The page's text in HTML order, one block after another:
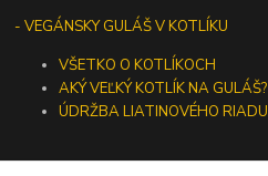
- VEGÁNSKY GULÁŠ V KOTLÍKU
VŠETKO O KOTLÍKOCH
AKÝ VEĽKÝ KOTLÍK NA GULÁŠ?
ÚDRŽBA LIATINOVÉHO RIADU